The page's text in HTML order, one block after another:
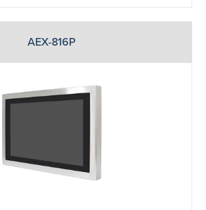
AEX-816P